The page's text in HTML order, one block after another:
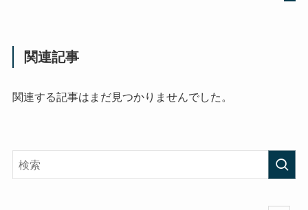
関連記事
関連する記事はまだ見つかりませんでした。